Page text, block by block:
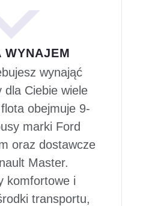
WYNAJEM
wynająć
dla Ciebie wiele
obejmuje 9-
marki Ford
oraz dostawcze
Master.
komfortowe i
transportu,